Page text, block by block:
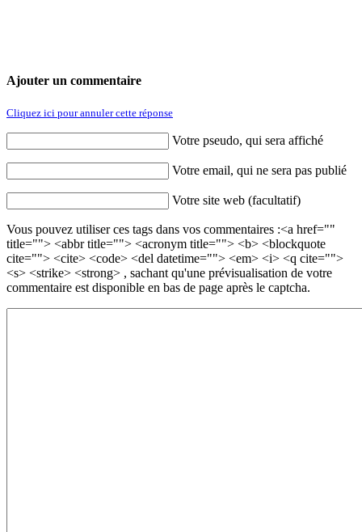
Ajouter un commentaire
Cliquez ici pour annuler cette réponse
Votre pseudo, qui sera affiché
Votre email, qui ne sera pas publié
Votre site web (facultatif)
Vous pouvez utiliser ces tags dans vos commentaires :<a href=""
title=""> <abbr title=""> <acronym title=""> <b> <blockquote
cite=""> <cite> <code> <del datetime=""> <em> <i> <q cite="">
<s> <strike> <strong> , sachant qu'une prévisualisation de votre
commentaire est disponible en bas de page après le captcha.